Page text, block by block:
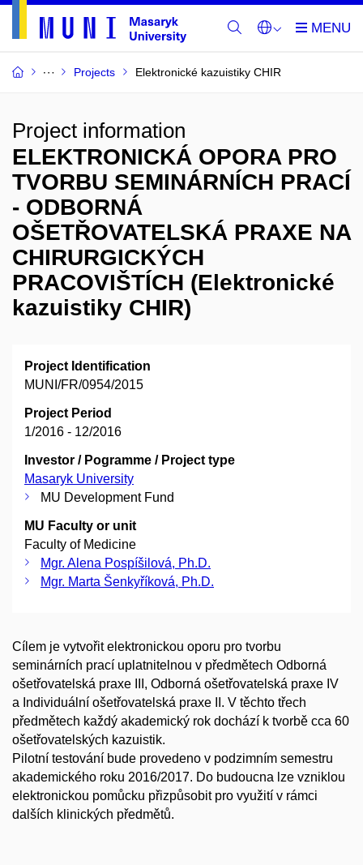
Projects Elektronické kazuistiky CHIR
Project information
ELEKTRONICKÁ OPORA PRO
TVORBU SEMINÁRNÍCH PRACÍ
- ODBORNÁ
OŠETŘOVATELSKÁ PRAXE NA
CHIRURGICKÝCH
PRACOVIŠTÍCH (Elektronické
kazuistiky CHIR)
Project Identification
MUNI/FR/0954/2015
Project Period
1/2016 - 12/2016
Investor / Pogramme / Project type
Masaryk University
MU Development Fund
MU Faculty or unit
Faculty of Medicine
Mgr. Alena Pospíšilová, Ph.D.
Mgr. Marta Šenkyříková, Ph.D.
Cílem je vytvořit elektronickou oporu pro tvorbu
seminárních prací uplatnitelnou v předmětech Odborná
ošetřovatelská praxe III, Odborná ošetřovatelská praxe IV
a Individuální ošetřovatelská praxe II. V těchto třech
předmětech každý akademický rok dochází k tvorbě cca 60
ošetřovatelských kazuistik.
Pilotní testování bude provedeno v podzimním semestru
akademického roku 2016/2017. Do budoucna lze vzniklou
elektronickou pomůcku přizpůsobit pro využití v rámci
dalších klinických předmětů.